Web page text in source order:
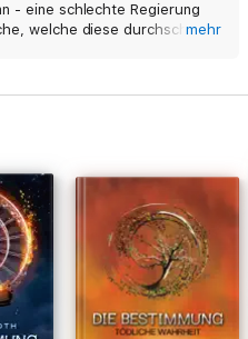
- eine schlechte Regierung
welche diese durchschaut
bezüglich der
Beide leben in der Republik,
mit den Kolonien ist. Zudem
welche immer wieder in
auftritt, und gewisse
die Fähigkeiten der
von 10 Jahren) feststellt.
gesucht, wobei
Gesicht kennt. June,
mehr